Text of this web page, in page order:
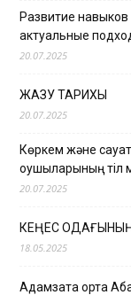
Развитие
актуальные
20.07.2025
ЖАЗУ ТАРИХЫ
20.07.2025
Көркем және
оқушыларының тіл
20.07.2025
КЕҢЕС
18.05.2025
Адамзатқа ортақ